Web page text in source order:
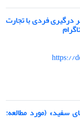
درگیری فردی با تجارت
https://
سفید» (مورد مطالعه: